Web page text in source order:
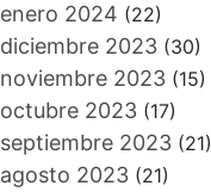
enero 2024 (22)
diciembre 2023(30)
noviembre 2023(15)
octubre 2023(17)
septiembre 2023(21)
agosto 2023(21)